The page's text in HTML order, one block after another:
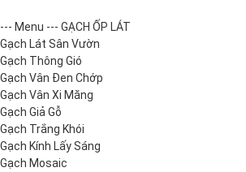
--- Menu --- GẠCH ỐP LÁT
Gạch Lát Sân Vườn
Gạch Thông Gió
Gạch Vân Đen Chớp
Gạch Vân Xi Măng
Gạch Giả Gỗ
Gạch Trắng Khói
Gạch Kính Lấy Sáng
Gạch Mosaic